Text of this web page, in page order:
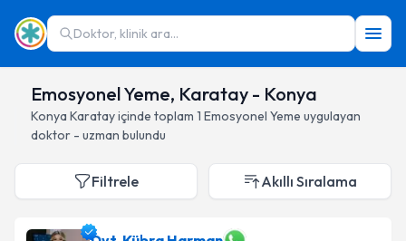
Doktor, klinik ara...
Emosyonel Yeme, Karatay - Konya
Konya Karatayiçinde toplam 1 Emosyonel Yeme uygulayan
doktor - uzman bulundu
Filtrele Akıllı Sıralama